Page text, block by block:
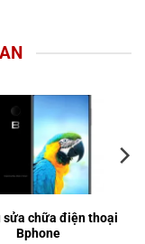
sửa chữa điện thoại
Bphone